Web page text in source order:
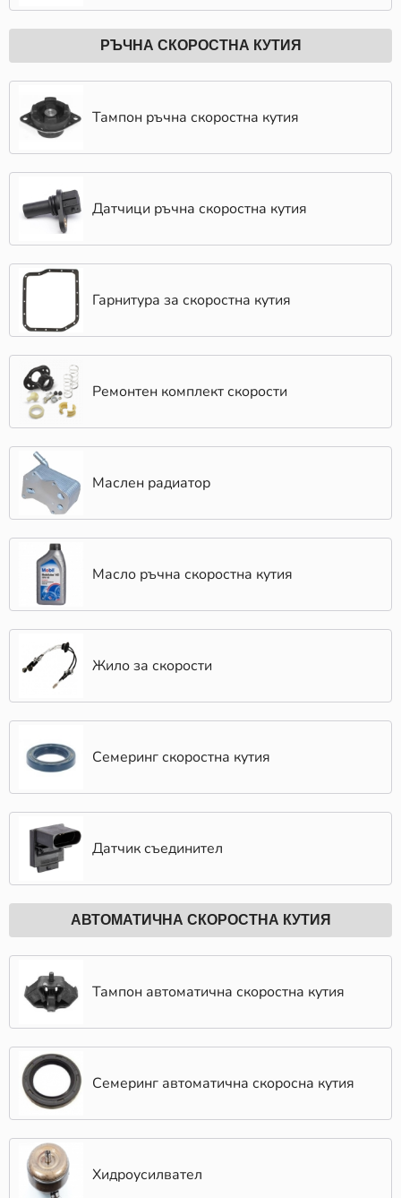
РЪЧНА СКОРОСТНА КУТИЯ
Тампон ръчна скоростна кутия
Датчици ръчна скоростна кутия
Гарнитура за скоростна кутия
Ремонтен комплект скорости
Маслен радиатор
Масло ръчна скоростна кутия
Жило за скорости
Семеринг скоростна кутия
Датчик съединител
АВТОМАТИЧНА СКОРОСТНА КУТИЯ
Тампон автоматична скоростна кутия
Семеринг автоматична скоросна кутия
Хидроусилвател